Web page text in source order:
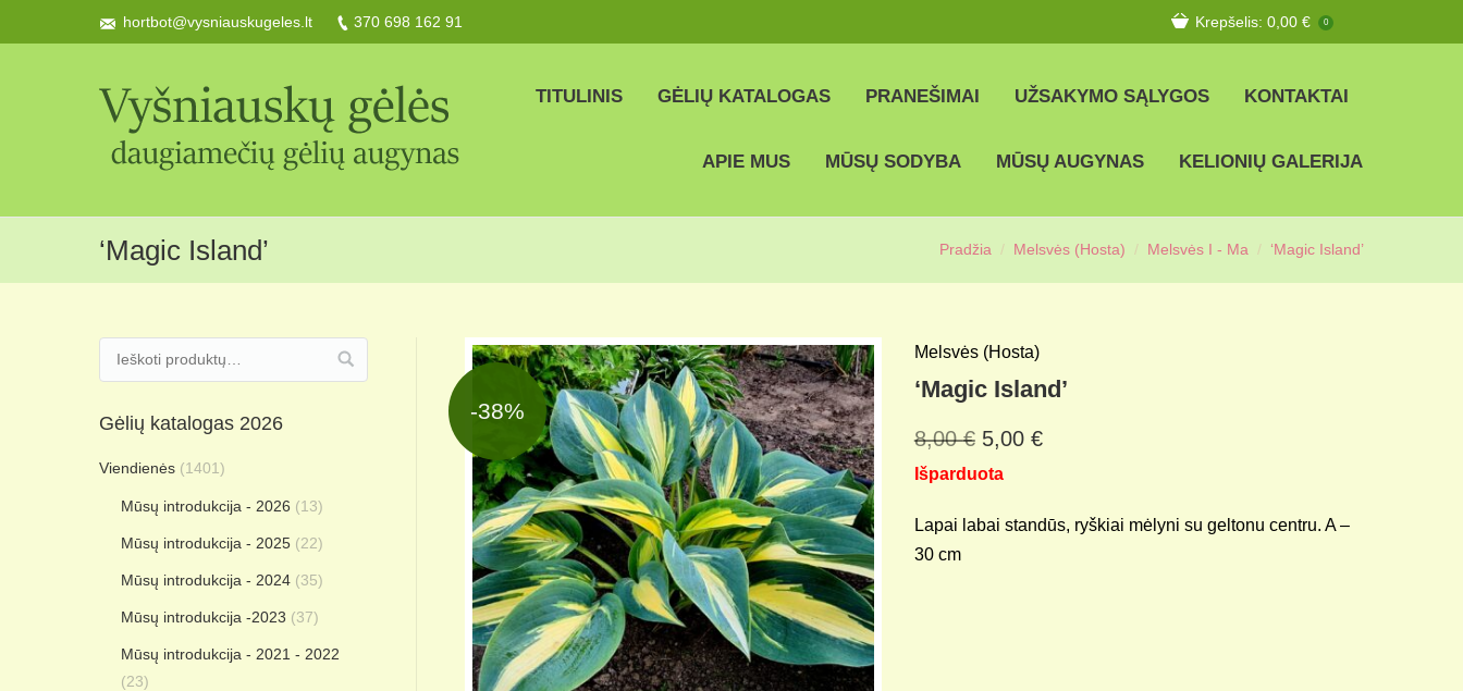
hortbot@vysniauskugeles.lt 370 698 162 91 Krepšelis: 0,00 € 0
TITULINIS GĖLIŲ KATALOGAS PRANEŠIMAI UŽSAKYMO SĄLYGOS KONTAKTAI
APIE MUS MŪSŲ SODYBA MŪSŲ AUGYNAS KELIONIŲ GALERIJA
‘Magic Island’ Pradžia Melsvės (Hosta) Melsvės I - Ma ‘Magic Island’
-38%
Melsvės (Hosta)
‘Magic Island’
8,00€ 5,00 €
Išparduota
Lapai labai standūs, ryškiai mėlyni su geltonu centru. A –
30 cm
Gėlių katalogas 2026
Viendienės (1401)
Mūsų introdukcija - 2026 (13)
Mūsų introdukcija - 2025 (22)
Mūsų introdukcija - 2024 (35)
Mūsų introdukcija -2023 (37)
Mūsų introdukcija - 2021 - 2022
(23)